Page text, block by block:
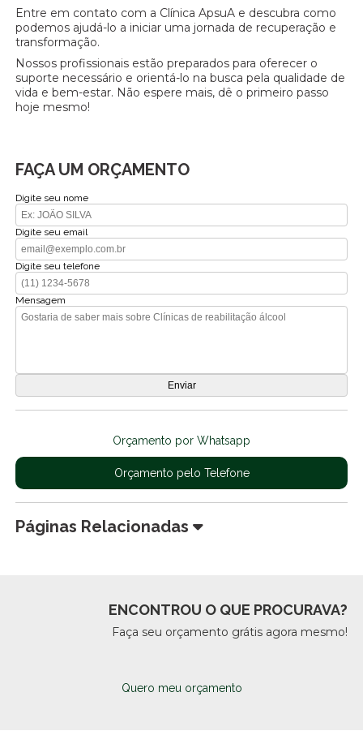
Entre em contato com a Clínica ApsuA e descubra como
podemos ajudá-lo a iniciar uma jornada de recuperação e
transformação.
Nossos profissionais estão preparados para oferecer o
suporte necessário e orientá-lo na busca pela qualidade de
vida e bem-estar. Não espere mais, dê o primeiro passo
hoje mesmo!
FAÇA UM ORÇAMENTO
Digite seu nome
Digite seu email
Digite seu telefone
Mensagem
Orçamento por Whatsapp
Orçamento pelo Telefone
Páginas Relacionadas
ENCONTROU O QUE PROCURAVA?
Faça seu orçamento grátis agora mesmo!
Quero meu orçamento